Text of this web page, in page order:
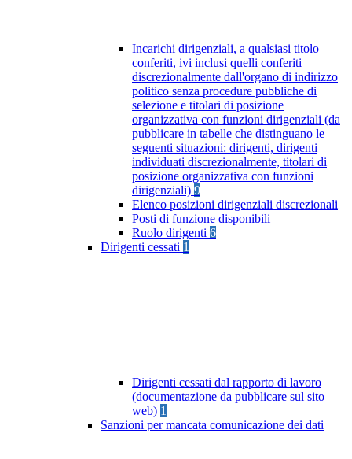
Incarichi dirigenziali, a qualsiasi titolo
conferiti, ivi inclusi quelli conferiti
discrezionalmente dall'organo di indirizzo
politico senza procedure pubbliche di
selezione e titolari di posizione
organizzativa con funzioni dirigenziali (da
pubblicare in tabelle che distinguano le
seguenti situazioni: dirigenti, dirigenti
individuati discrezionalmente, titolari di
posizione organizzativa con funzioni
dirigenziali) 9
Elenco posizioni dirigenziali discrezionali
Posti di funzione disponibili
Ruolo dirigenti 6
Dirigenti cessati 1
Dirigenti cessati dal rapporto di lavoro
(documentazione da pubblicare sul sito
web) 1
Sanzioni per mancata comunicazione dei dati